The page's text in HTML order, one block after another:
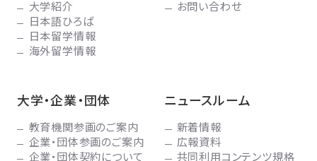
大学紹介
日本語ひろば
日本留学情報
海外留学情報
お問い合わせ
大学・企業・団体
教育機関参画のご案内
企業・団体参画のご案内
企業・団体契約について
ニュースルーム
新着情報
広報資料
共同利用コンテンツ規格